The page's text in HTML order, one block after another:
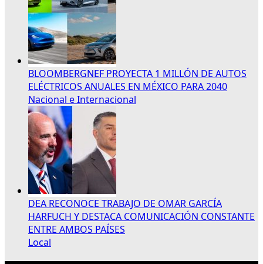
BLOOMBERGNEF PROYECTA 1 MILLÓN DE AUTOS
ELÉCTRICOS ANUALES EN MÉXICO PARA 2040
Nacional e Internacional
DEA RECONOCE TRABAJO DE OMAR GARCÍA
HARFUCH Y DESTACA COMUNICACIÓN CONSTANTE
ENTRE AMBOS PAÍSES
Local